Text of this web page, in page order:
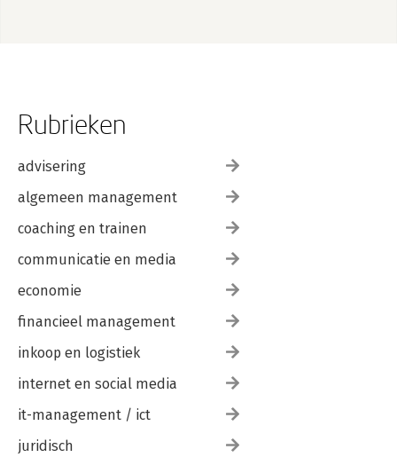
Rubrieken
advisering
algemeen management
coaching en trainen
communicatie en media
economie
financieel management
inkoop en logistiek
internet en social media
it-management / ict
juridisch